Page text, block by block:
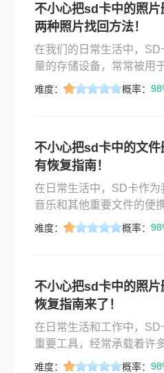
不小心把sd卡中的照
两种照片找回方法！
在我们的日常生活中，
量的存储设备，常常被用
而，有时由于操作失误或
难度： 概率：
不小心把sd卡中的文
有恢复指南！
在日常生活中，SD卡作为
音乐和其他重要文件的便
缺的角色。然而，有时我
中的文件删了怎么恢复呢
详细的恢复指南，帮助您
难度： 概率：
不小心把sd卡中的照片
恢复指南来了！
在日常生活和工作中，
重要工具，经常承载着许
有时由于误操作或疏忽，
难度： 概率：